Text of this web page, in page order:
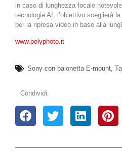
in caso di lunghezza focale
tecnologie AI, l’obiettivo sceglierà
per la ripresa video in base alla
www.polyphoto.it
Sony con baionetta E-mount,
Condividi: